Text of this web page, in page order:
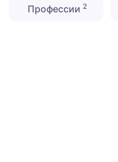
Профессии 2